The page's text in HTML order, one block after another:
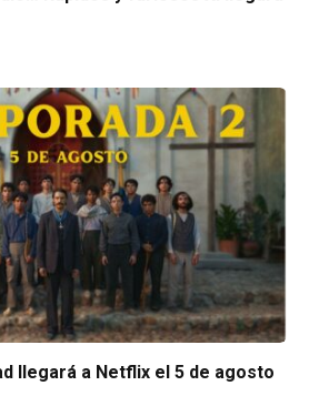
llegará a Netflix el 5 de agosto